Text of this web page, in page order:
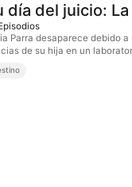
día del juicio:
Parra desaparece debido
de su hija en un